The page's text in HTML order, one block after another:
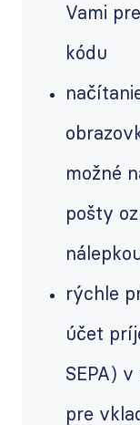
Vami
kódu
možné
pošty
rýchle
účet
SEPA)
pre